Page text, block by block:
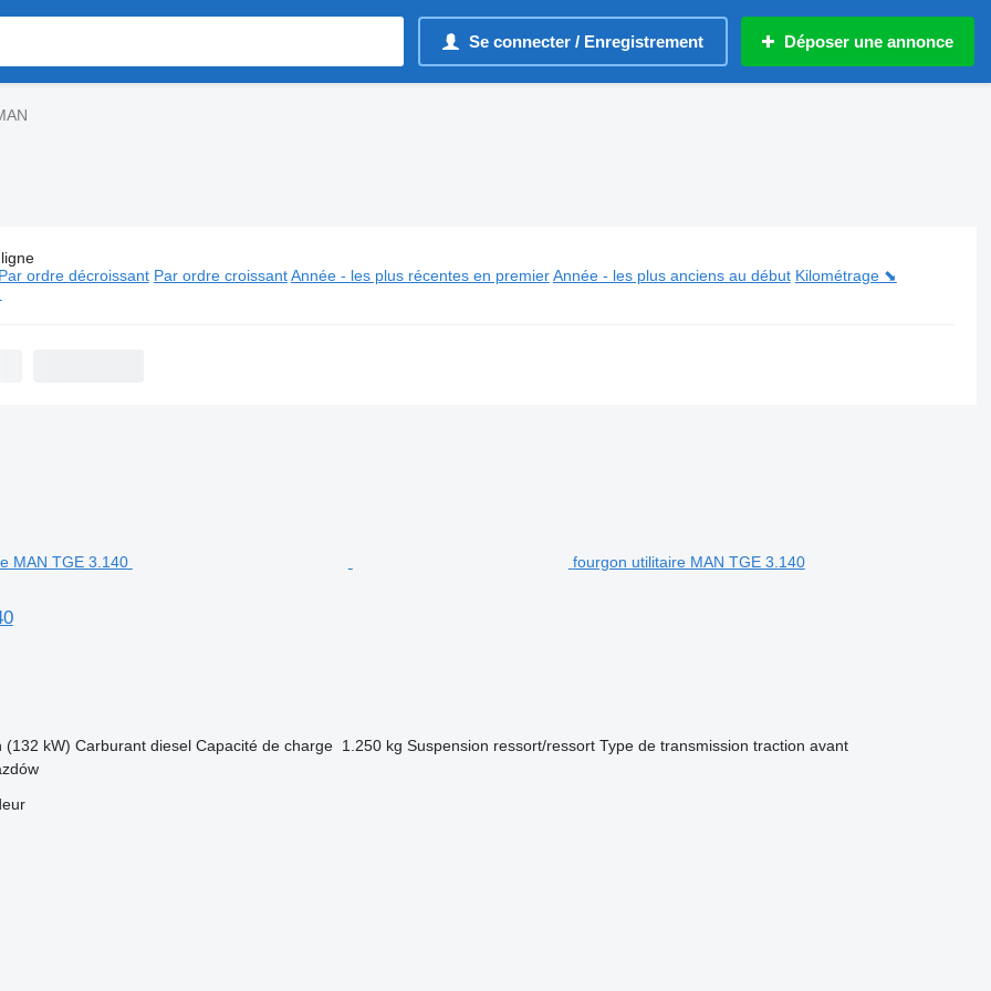
Se connecter / Enregistrement Déposer une annonce
Fourgons utilitaires MAN
Par ordre décroissant Par ordre croissant Année - les plus récentes en premier Année - les plus anciens au début Kilométrage ⬊
fourgon utilitaire MAN TGE 3.140
(132 kW) Carburant diesel Capacité de charge 1.250 kg Suspension ressort/ressort Type de transmission traction avant